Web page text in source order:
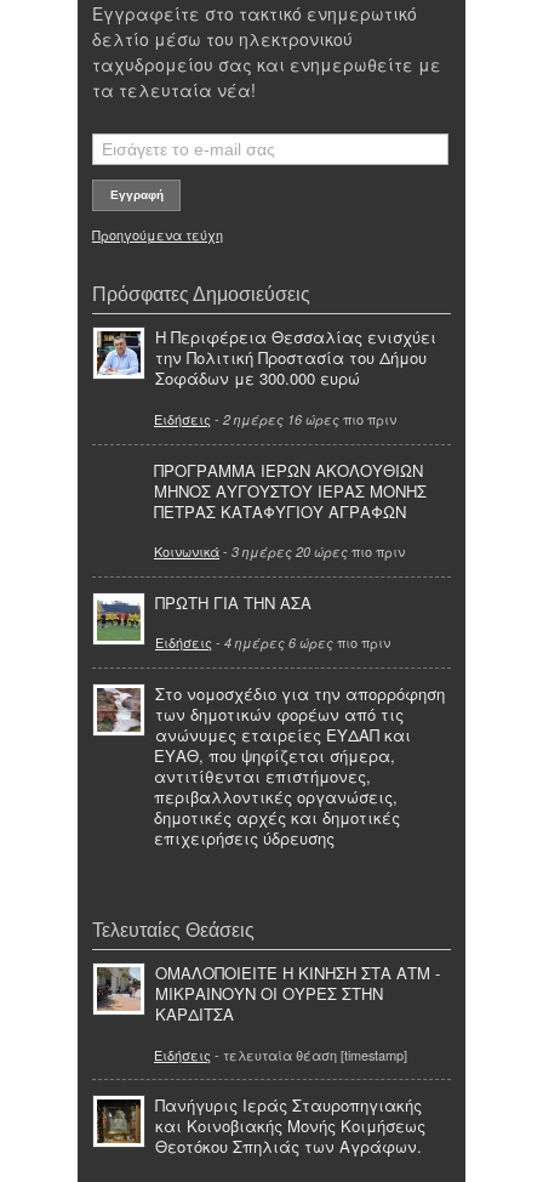
Εγγραφείτε στο τακτικό ενημερωτικό
δελτίο μέσω του ηλεκτρονικού
ταχυδρομείου σας και ενημερωθείτε με
τα τελευταία νέα!
Προηγούμενα τεύχη
Πρόσφατες Δημοσιεύσεις
Η Περιφέρεια Θεσσαλίας ενισχύει
την Πολιτική Προστασία του Δήμου
Σοφάδων με 300.000 ευρώ
Ειδήσεις - 2 ημέρες 16 ώρες πιο πριν
ΠΡΟΓΡΑΜΜΑ ΙΕΡΩΝ ΑΚΟΛΟΥΘΙΩΝ
ΜΗΝΟΣ ΑΥΓΟΥΣΤΟΥ ΙΕΡΑΣ ΜΟΝΗΣ
ΠΕΤΡΑΣ ΚΑΤΑΦΥΓΙΟΥ ΑΓΡΑΦΩΝ
Κοινωνικά- 3 ημέρες 20 ώρες πιο πριν
ΠΡΩΤΗ ΓΙΑ ΤΗΝ ΑΣΑ
Ειδήσεις - 4 ημέρες 6 ώρες πιο πριν
Στο νομοσχέδιο για την απορρόφηση
των δημοτικών φορέων από τις
ανώνυμες εταιρείες ΕΥΔΑΠ και
ΕΥΑΘ, που ψηφίζεται σήμερα,
αντιτίθενται επιστήμονες,
περιβαλλοντικές οργανώσεις,
δημοτικές αρχές και δημοτικές
επιχειρήσεις ύδρευσης
Τελευταίες Θεάσεις
ΟΜΑΛΟΠΟΙΕΙΤΕ Η ΚΙΝΗΣΗ ΣΤΑ ΑΤΜ -
ΜΙΚΡΑΙΝΟΥΝ ΟΙ ΟΥΡΕΣ ΣΤΗΝ
ΚΑΡΔΙΤΣΑ
Ειδήσεις - τελευταία θέαση [timestamp]
Πανήγυρις Ιεράς Σταυροπηγιακής
και Κοινοβιακής Μονής Κοιμήσεως
Θεοτόκου Σπηλιάς των Αγράφων.